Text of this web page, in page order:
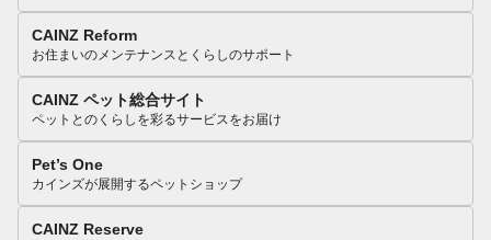
CAINZ Reform
お住まいのメンテナンスとくらしのサポート
CAINZ ペット総合サイト
ペットとのくらしを彩るサービスをお届け
Pet’s One
カインズが展開するペットショップ
CAINZ Reserve